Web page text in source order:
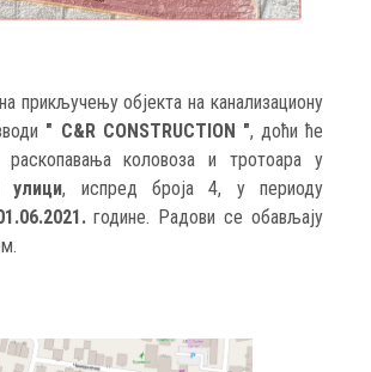
прикључењу објекта на канализациону
" C&R CONSTRUCTION ", доћи ће
коловоза и тротоара у
улици, испред броја 4, у периоду
године. Радови се обављају